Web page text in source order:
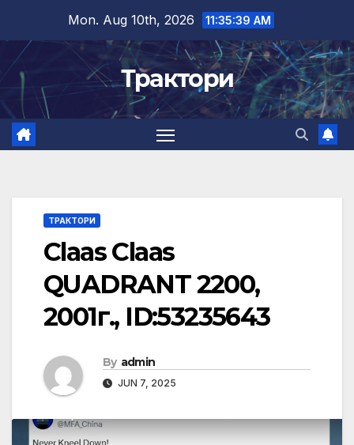
content
Mon. Aug 10th, 2026 11:35:40 AM
Трактори
ТРАКТОРИ
Claas Claas
QUADRANT 2200,
2001г., ID:53235643
By admin
JUN 7, 2025